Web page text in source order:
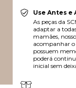
Use Antes e
As peças da
adaptar a
mamães,
acompanhar
possuem
poderá
inicial sem